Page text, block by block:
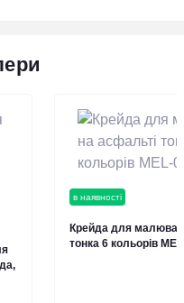
в наявності
Крейда для
тонка 6 кольорів